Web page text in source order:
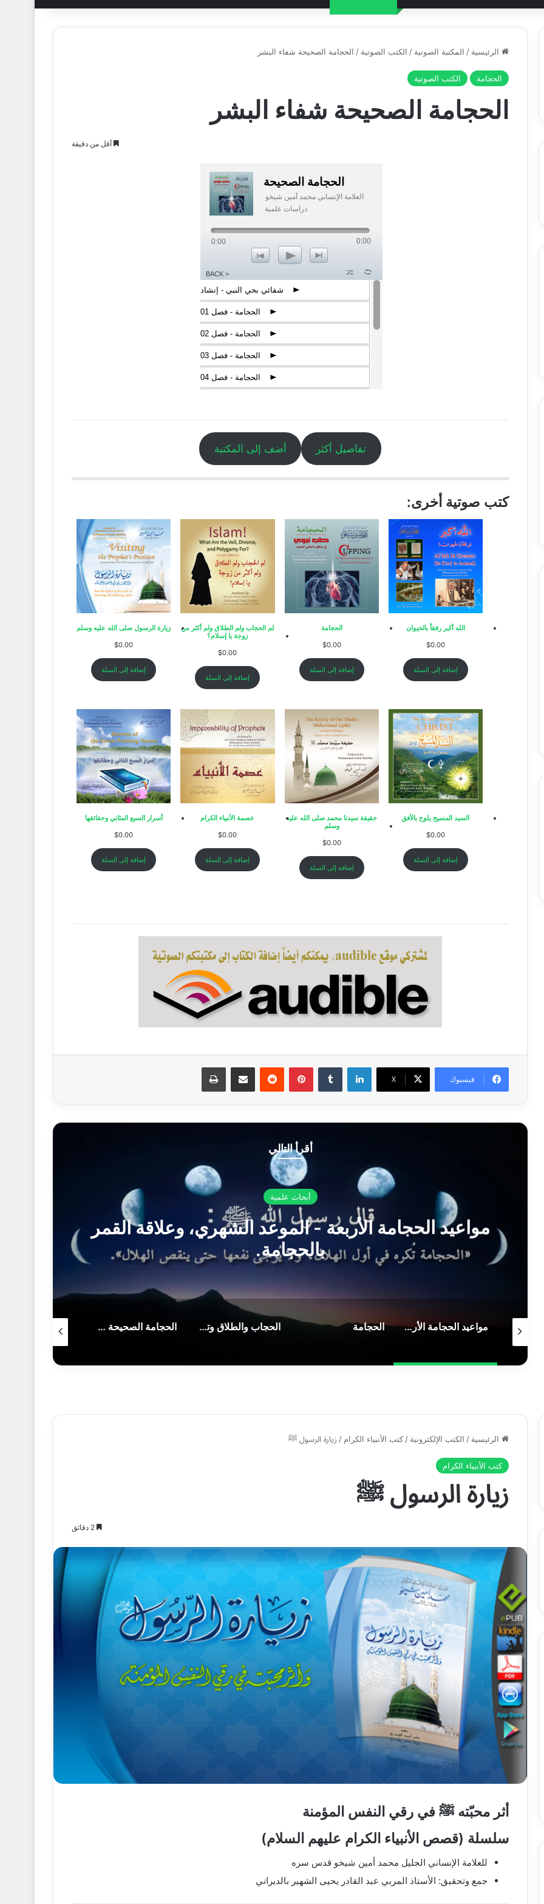
الرئيسية / المكتبة الصوتية / الكتب الصوتية / الحجامة الصحيحة شفاء البشر
الحجامة الكتب الصوتية
الحجامة الصحيحة شفاء البشر
أقل من دقيقة
p شفائي بحي النبي - إنشاد
p الحجامة - فصل 01
p الحجامة - فصل 02
p الحجامة - فصل 03
p الحجامة - فصل 04
p الحجامة - فصل 06
الحجامة - فصل 07
p الحجامة - فصل 08
< BACK
n
o p
l
z
العلامة الإنساني محمد أمين شيخو
الحجامة الصحيحة
دراسات علمية
0:00 0:00
تفاصيل أكثر أضف إلى المكتبة
كتب صوتية أخرى:
الله أكبر رفقاً بالحيوان
$0.00
إضافة إلى السلة
الحجامة
$0.00
إضافة إلى السلة
لم الحجاب ولم الطلاق ولم أكثر من
زوجة يا إسلام؟
$0.00
إضافة إلى السلة
زيارة الرسول صلى الله عليه وسلم
$0.00
إضافة إلى السلة
السيد المسيح يلوح بالأفق
$0.00
إضافة إلى السلة
حقيقة سيدنا محمد صلى الله عليه
وسلم
$0.00
إضافة إلى السلة
عصمة الأنبياء الكرام
$0.00
إضافة إلى السلة
أسرار السبع المثاني وحقائقها
$0.00
إضافة إلى السلة
فيسبوك ‫X
لينكدإن بينتيريست مشاركة عبر البريد طباعة
أقرأ التالي
أبحاث علمية
الحجامة
الحجامة الحجاب والطلاق وتعدد الزوجات في الإسلام الحجامة الصحيحة شفاء البشر السن المناسبة للحجامة بالنسبة للرجال والنساء